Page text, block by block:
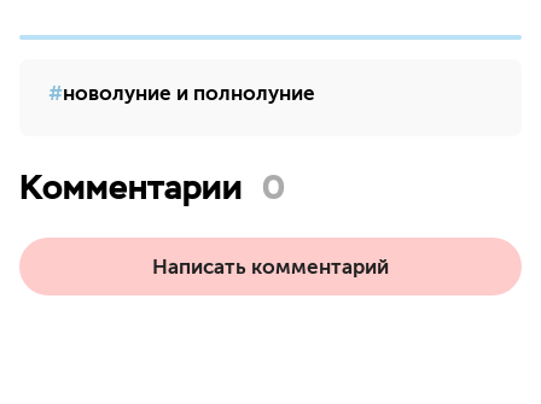
новолуние и полнолуние
Комментарии 0
Написать комментарий